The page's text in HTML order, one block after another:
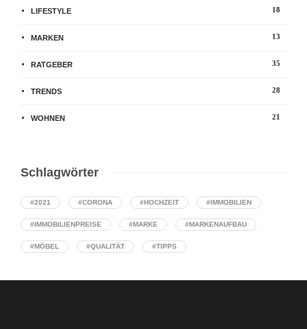
LIFESTYLE 18
MARKEN 13
RATGEBER 35
TRENDS 28
WOHNEN 21
Schlagwörter
#2021 #CORONA #HOCHZEIT #IMMOBILIEN
#IMMOBILIENPREISE #MARKE #MARKENAUFBAU
#MÖBEL #QUALITÄT #TIPPS